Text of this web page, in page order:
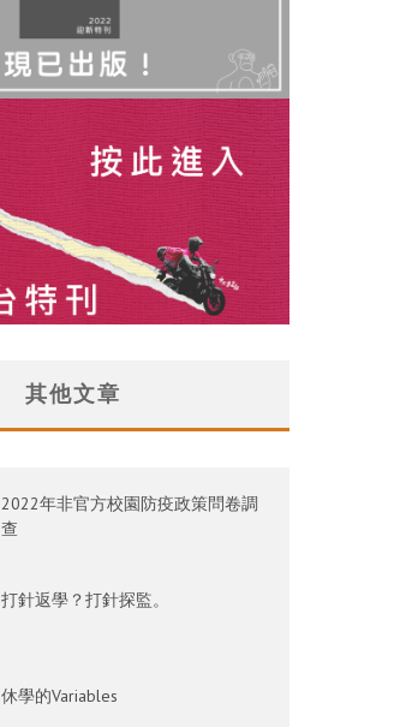
其他文章
2022年非官方校園防疫政策問卷調
查
打針返學？打針探監。
休學的Variables